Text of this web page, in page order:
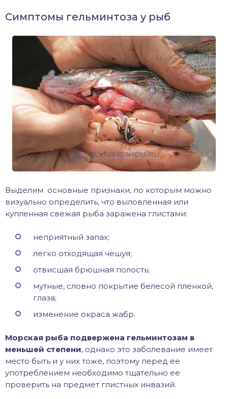
Симптомы гельминтоза у рыб
Выделим основные признаки, по которым можно
визуально определить, что выловленная или
купленная свежая рыба заражена глистами:
неприятный запах;
легко отходящая чешуя;
отвисшая брюшная полость;
мутные, словно покрытие белесой пленкой,
глаза;
изменение окраса жабр.
Морская рыба подвержена гельминтозам в
меньшей степени, однако это заболевание имеет
место быть и у них тоже, поэтому перед ее
употреблением необходимо тщательно ее
проверить на предмет глистных инвазий.